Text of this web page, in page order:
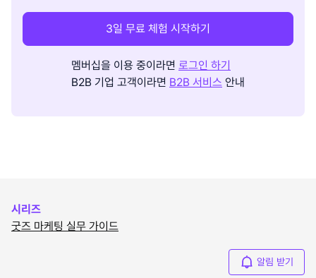
3일 무료 체험 시작하기
멤버십을 이용 중이라면 로그인 하기
B2B 기업 고객이라면 B2B 서비스 안내
시리즈
굿즈 마케팅 실무 가이드
알림 받기